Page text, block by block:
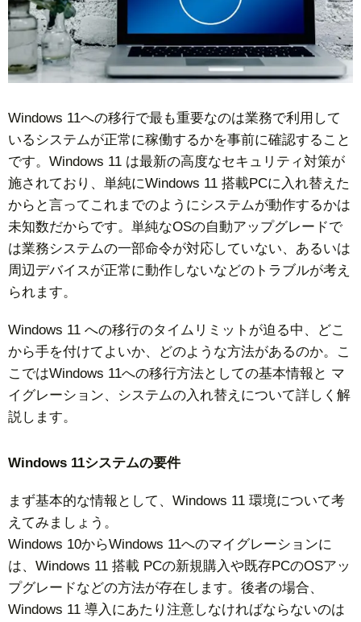
Windows 11への移行で最も重要なのは業務で利用して
いるシステムが正常に稼働するかを事前に確認すること
です。Windows 11 は最新の高度なセキュリティ対策が
施されており、単純にWindows 11 搭載PCに入れ替えた
からと言ってこれまでのようにシステムが動作するかは
未知数だからです。単純なOSの自動アップグレードで
は業務システムの一部命令が対応していない、あるいは
周辺デバイスが正常に動作しないなどのトラブルが考え
られます。
Windows 11 への移行のタイムリミットが迫る中、どこ
から手を付けてよいか、どのような方法があるのか。こ
こではWindows 11への移行方法としての基本情報と マ
イグレーション、システムの入れ替えについて詳しく解
説します。
Windows 11システムの要件
まず基本的な情報として、Windows 11 環境について考
えてみましょう。
Windows 10からWindows 11へのマイグレーションに
は、Windows 11 搭載 PCの新規購入や既存PCのOSアッ
プグレードなどの方法が存在します。後者の場合、
Windows 11 導入にあたり注意しなければならないのは